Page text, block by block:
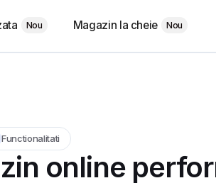
Nou Magazin la cheie Nou
Functionalitati
online